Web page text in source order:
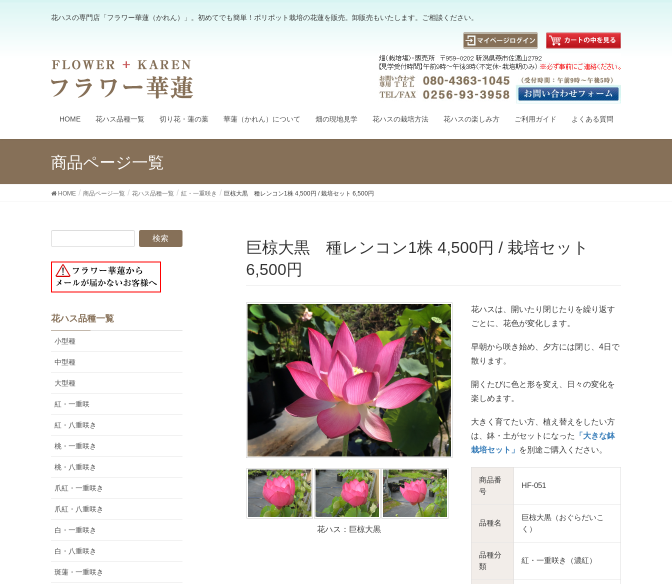
花ハスの専門店「フラワー華蓮（かれん）」。初めてでも簡単！ポリポット栽培の花蓮を販売。卸販売もいたします。ご相談ください。
HOME 花ハス品種一覧 切り花・蓮の葉 華蓮（かれん）について 畑の現地見学 花ハスの栽培方法 花ハスの楽しみ方 ご利用ガイド よくある質問
商品ページ一覧
HOME 商品ページ一覧 花ハス品種一覧 紅・一重咲き 巨椋大黒 種レンコン1株 4,500円 / 栽培セット 6,500円
巨椋大黒 種レンコン1株 4,500円 / 栽培セット
6,500円
花ハス：巨椋大黒
花ハスは、開いたり閉じたりを繰り返す
ごとに、花色が変化します。
早朝から咲き始め、夕方には閉じ、4日で
散ります。
開くたびに色と形を変え、日々の変化を
楽しめます。
大きく育てたい方、植え替えをしたい方
は、鉢・土がセットになった
「大きな鉢
栽培セット」
を別途ご購入ください。
商品番
号
HF-051
品種名
巨椋大黒（おぐらだいこ
く）
品種分
類
紅・一重咲き（濃紅）
花ハス品種一覧
小型種
中型種
大型種
紅・一重咲
紅・八重咲き
桃・一重咲き
桃・八重咲き
爪紅・一重咲き
爪紅・八重咲き
白・一重咲き
白・八重咲き
斑蓮・一重咲き